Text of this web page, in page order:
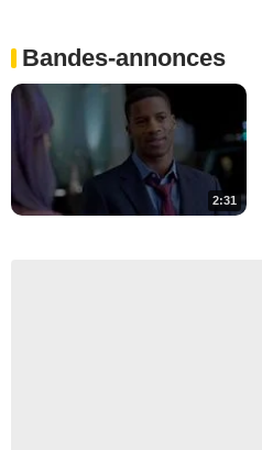
Bandes-annonces
2:31